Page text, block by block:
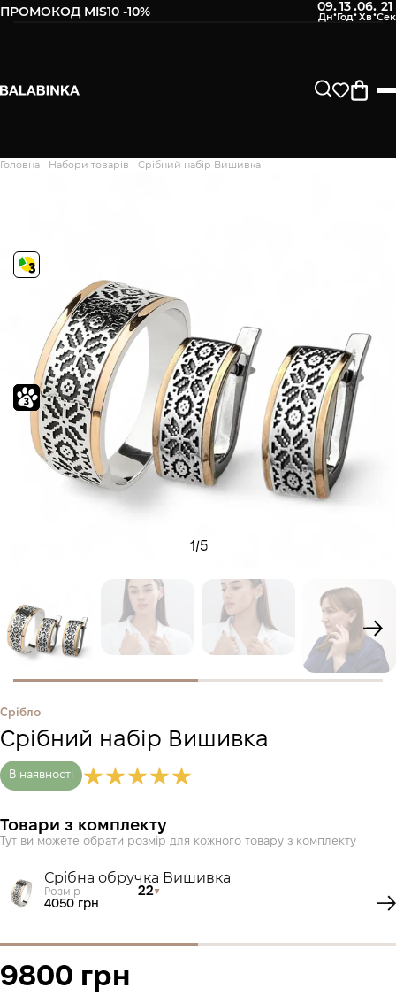
ПРОМОКОД MIS10 -10% 09:13:06: 20
Головна Набори товарів Срібний набір Вишивка
1/5
Срібло
Срібний набір Вишивка
В наявності
Товари з комплекту
Тут ви можете обрати розмір для кожного товару з комплекту
Срібна обручка Вишивка
Розмір 22
4050 грн
9800 грн
Дякуємо. Ваш відгук